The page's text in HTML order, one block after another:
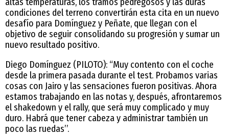
condiciones del terreno convertirán esta cita en un nuevo
desafío para Domínguez y Peñate, que llegan con el
objetivo de seguir consolidando su progresión y sumar un
nuevo resultado positivo.
Diego Domínguez (PILOTO): “Muy contento con el coche
desde la primera pasada durante el test. Probamos varias
cosas con Jairo y las sensaciones fueron positivas. Ahora
estamos trabajando en las notas y, después, afrontaremos
el shakedown y el rally, que será muy complicado y muy
duro. Habrá que tener cabeza y administrar también un
poco las ruedas’’.